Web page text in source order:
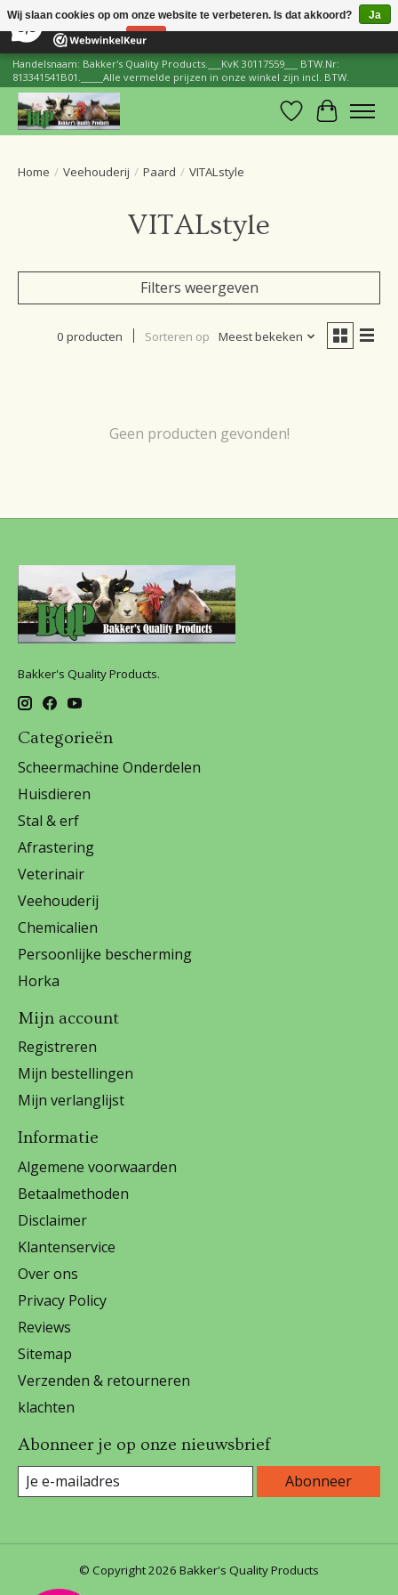
206 Reviews ×
Handelsnaam: Bakker's Quality Products.___KvK 30117559___ BTW.Nr:
813341541B01._____Alle vermelde prijzen in onze winkel zijn incl. BTW.
Verlanglijst
Home / Veehouderij / Paard / VITALstyle
VITALstyle
Filters weergeven
0 producten Sorteren op Meest bekeken
Geen producten gevonden!
Bakker's Quality Products.
Categorieën
Scheermachine Onderdelen
Huisdieren
Stal & erf
Afrastering
Veterinair
Veehouderij
Chemicalien
Persoonlijke bescherming
Horka
Mijn account
Registreren
Mijn bestellingen
Mijn verlanglijst
Informatie
Algemene voorwaarden
Betaalmethoden
Disclaimer
Klantenservice
Over ons
Privacy Policy
Reviews
Sitemap
Verzenden & retourneren
klachten
Abonneer je op onze nieuwsbrief
Abonneer
© Copyright 2026 Bakker's Quality Products
Wij slaan cookies op om onze website te verbeteren. Is dat akkoord?
Ja
Nee